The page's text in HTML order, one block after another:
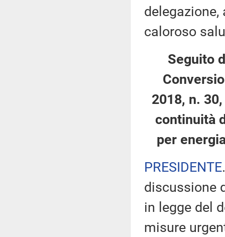
delegazione,
caloroso
Seguito
2018, n.
continuità
per
PRESIDENTE
discussione
in legge del
misure